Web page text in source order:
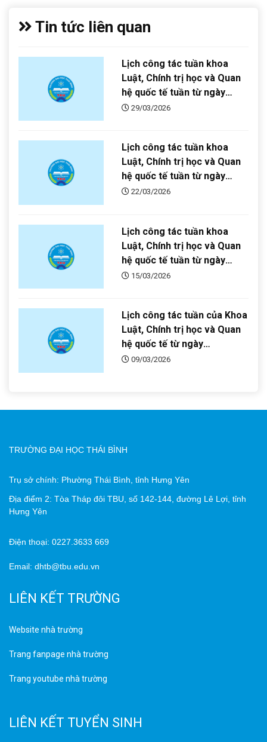
Tin tức liên quan
Lịch công tác tuần khoa
Luật, Chính trị học và Quan
hệ quốc tế tuần từ ngày
30/03/2026 đến ngày
29/03/2026
Lịch công tác tuần khoa
Luật, Chính trị học và Quan
hệ quốc tế tuần từ ngày
23/03/2026 đến ngày
22/03/2026
Lịch công tác tuần khoa
Luật, Chính trị học và Quan
hệ quốc tế tuần từ ngày
16/03/2026 đến ngày
15/03/2026
Lịch công tác tuần của Khoa
Luật, Chính trị học và Quan
hệ quốc tế từ ngày
09/03/2026 đến ngày
09/03/2026
TRƯỜNG ĐẠI HỌC THÁI BÌNH
Trụ sở chính: Phường Thái Bình, tỉnh Hưng Yên
Địa điểm 2: Tòa Tháp đôi TBU, số 142-144, đường Lê Lợi, tỉnh
Hưng Yên
Điện thoại: 0227.3633 669
Email: dhtb@tbu.edu.vn
LIÊN KẾT TRƯỜNG
Website nhà trường
Trang fanpage nhà trường
Trang youtube nhà trường
LIÊN KẾT TUYỂN SINH